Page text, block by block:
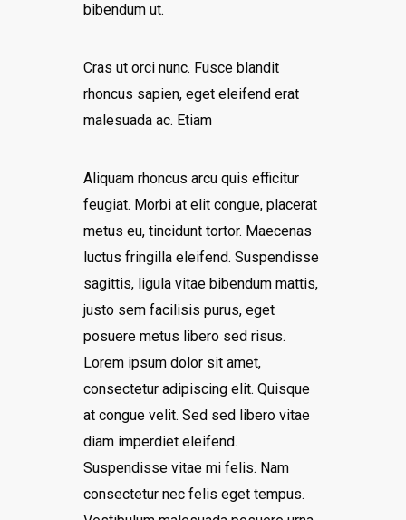
bibendum ut.
Cras ut orci nunc. Fusce blandit
rhoncus sapien, eget eleifend erat
malesuada ac. Etiam
Aliquam rhoncus arcu quis efficitur
feugiat. Morbi at elit congue, placerat
metus eu, tincidunt tortor. Maecenas
luctus fringilla eleifend. Suspendisse
sagittis, ligula vitae bibendum mattis,
justo sem facilisis purus, eget
posuere metus libero sed risus.
Lorem ipsum dolor sit amet,
consectetur adipiscing elit. Quisque
at congue velit. Sed sed libero vitae
diam imperdiet eleifend.
Suspendisse vitae mi felis. Nam
consectetur nec felis eget tempus.